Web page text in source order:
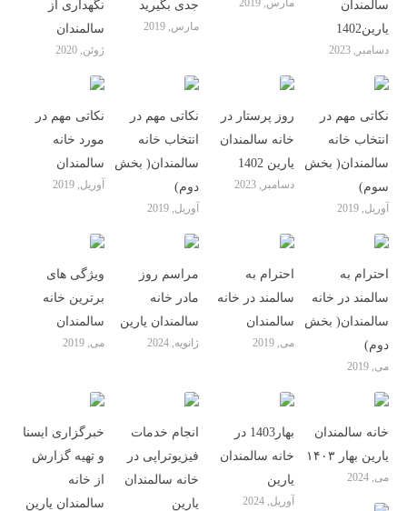
نگهداری از
سالمندان
ژوئن, 2020
جدی بگیرید
مارس, 2019
مارس, 2019
سالمندان
یارین1402
دسامبر, 2023
نکاتی مهم در
مورد خانه
سالمندان
آوریل, 2019
نکاتی مهم در
انتخاب خانه
سالمندان( بخش
دوم)
آوریل, 2019
روز پرستار در
خانه سالمندان
یارین 1402
دسامبر, 2023
نکاتی مهم در
انتخاب خانه
سالمندان( بخش
سوم)
آوریل, 2019
ویژگی های
برترین خانه
سالمندان
می, 2019
مراسم روز
مادر خانه
سالمندان یارین
ژانویه, 2024
احترام به
سالمند در خانه
سالمندان
می, 2019
احترام به
سالمند در خانه
سالمندان( بخش
دوم)
می, 2019
خبرگزاری ایسنا
و تهیه گزارش
از خانه
سالمندان یارین
انجام خدمات
فیزیوتراپی در
خانه سالمندان
یارین
بهار1403 در
خانه سالمندان
یارین
آوریل, 2024
خانه سالمندان
یارین بهار ۱۴۰۳
می, 2024